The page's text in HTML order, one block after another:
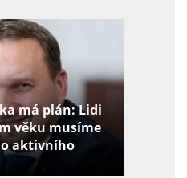
má plán: Lidi
věku musíme
aktivního